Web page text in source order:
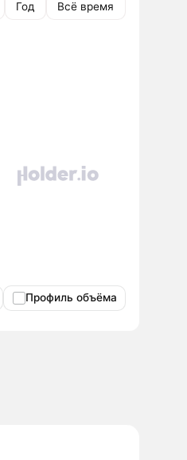
Год Всё время
Профиль объёма